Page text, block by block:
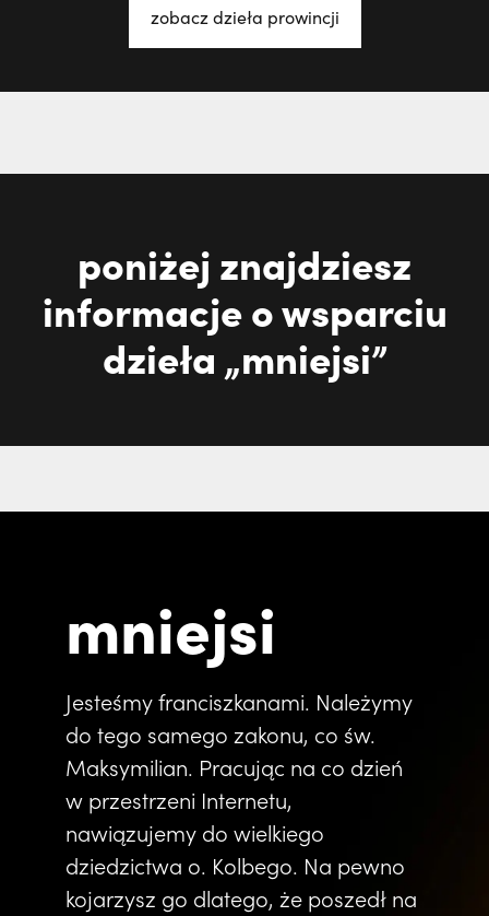
zobacz dzieła prowincji
poniżej znajdziesz
informacje o wsparciu
dzieła „mniejsi”
mniejsi
Jesteśmy franciszkanami. Należymy
do tego samego zakonu, co św.
Maksymilian. Pracując na co dzień
w przestrzeni Internetu,
nawiązujemy do wielkiego
dziedzictwa o. Kolbego. Na pewno
kojarzysz go dlatego, że poszedł na